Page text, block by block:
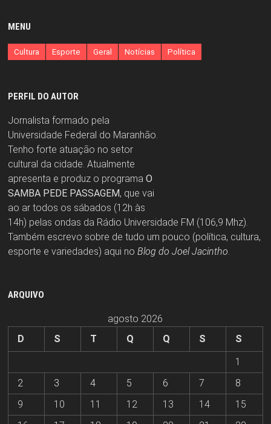
MENU
Cultura Esporte Geral Notícias Política
PERFIL DO AUTOR
Jornalista formado pela
Universidade Federal do Maranhão.
Tenho forte atuação no setor
cultural da cidade. Atualmente
apresenta e produz o programa O
SAMBA PEDE PASSAGEM, que vai
ao ar todos os sábados (12h às
14h) pelas ondas da Rádio Universidade FM (106,9 Mhz).
Também escrevo sobre de tudo um pouco (política, cultura,
esporte e variedades) aqui no Blog do Joel Jacintho
ARQUIVO
agosto 2026
D
S T Q Q S
S
1
2
3 4 5 6 7
8
9
10 11 12 13 14
15